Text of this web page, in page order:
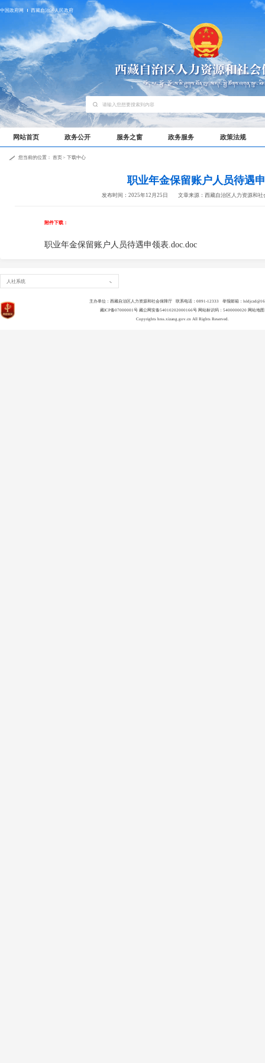
中国政府网 西藏自治区人民政府
网站首页 政务公开 服务之窗 政务服务 政策法规
您当前的位置： 首页> 下载中心
职业年金保留账户人员待遇
发布时间：2025年12月25日 文章来源：西藏自治区人力资源和
附件下载：
职业年金保留账户人员待遇申领表.doc.doc
人社系统
主办单位：西藏自治区人力资源和社会保障厅 联系电话：0891-12333 举报邮箱：
藏ICP备07000001号 藏公网安备54010202000166号 网站标识码：5400000020 网站地图
Copyrights hrss.xizang.gov.cn All Rights Reserved.